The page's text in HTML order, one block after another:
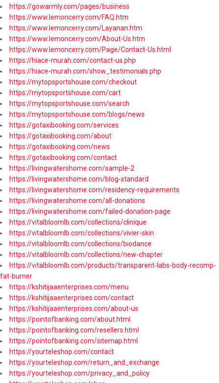
https://gowarmly.com/pages/business
https://www.lemoncerry.com/FAQ.htm
https://www.lemoncerry.com/Layanan.htm
https://www.lemoncerry.com/About-Us.htm
https://www.lemoncerry.com/Page/Contact-Us.html
https://hiace-murah.com/contact-us.php
https://hiace-murah.com/show_testimonials.php
https://mytopsportshouse.com/checkout
https://mytopsportshouse.com/cart
https://mytopsportshouse.com/search
https://mytopsportshouse.com/blogs/news
https://gotaxibooking.com/services
https://gotaxibooking.com/about
https://gotaxibooking.com/news
https://gotaxibooking.com/contact
https://livingwatershome.com/sample-2
https://livingwatershome.com/blog-standard
https://livingwatershome.com/residency-requirements
https://livingwatershome.com/all-donations
https://livingwatershome.com/failed-donation-page
https://vitalbloomlb.com/collections/clinique
https://vitalbloomlb.com/collections/vivier-skin
https://vitalbloomlb.com/collections/biodance
https://vitalbloomlb.com/collections/new-chapter
https://vitalbloomlb.com/products/transparent-labs-body-recomp-
fat-burner
https://kshitijaaenterprises.com/menu
https://kshitijaaenterprises.com/contact
https://kshitijaaenterprises.com/about-us
https://pointofbanking.com/about.html
https://pointofbanking.com/resellers.html
https://pointofbanking.com/sitemap.html
https://yourteleshop.com/contact
https://yourteleshop.com/return_and_exchange
https://yourteleshop.com/privacy_and_policy